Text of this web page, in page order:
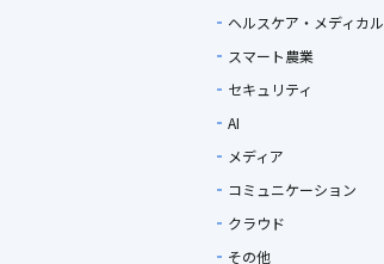
ヘルスケア・メディカル
スマート農業
セキュリティ
AI
メディア
コミュニケーション
クラウド
その他